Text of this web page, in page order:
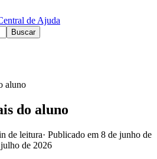
de Ajuda
Buscar
aluno
do aluno
de leitura· Publicado em 8 de junho de
de 2026